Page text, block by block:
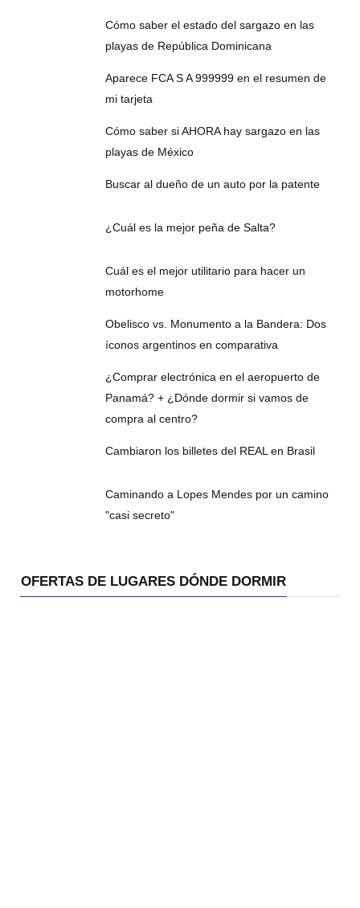
Cómo saber el estado del sargazo en las
playas de República Dominicana
Aparece FCA S A 999999 en el resumen de
mi tarjeta
Cómo saber si AHORA hay sargazo en las
playas de México
Buscar al dueño de un auto por la patente
¿Cuál es la mejor peña de Salta?
Cuál es el mejor utilitario para hacer un
motorhome
Obelisco vs. Monumento a la Bandera: Dos
íconos argentinos en comparativa
¿Comprar electrónica en el aeropuerto de
Panamá? + ¿Dónde dormir si vamos de
compra al centro?
Cambiaron los billetes del REAL en Brasil
Caminando a Lopes Mendes por un camino
"casi secreto"
OFERTAS DE LUGARES DÓNDE DORMIR